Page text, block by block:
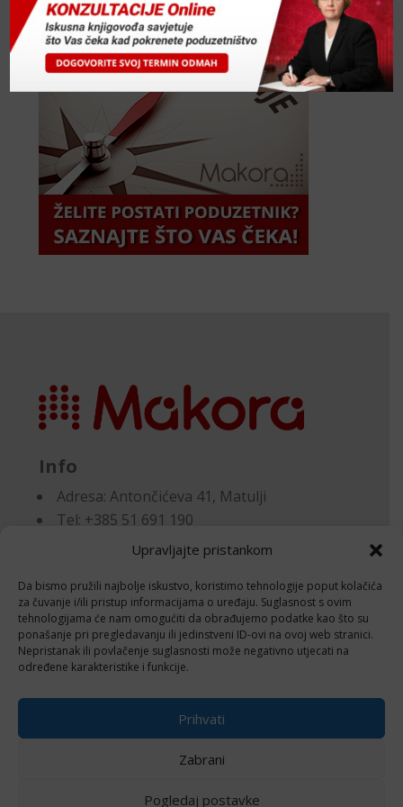
Upravljajte pristankom
Da bismo pružili najbolje iskustvo, koristimo tehnologije poput kolačića
za čuvanje i/ili pristup informacijama o uređaju. Suglasnost s ovim
tehnologijama će nam omogućiti da obrađujemo podatke kao što su
ponašanje pri pregledavanju ili jedinstveni ID-ovi na ovoj web stranici.
Nepristanak ili povlačenje suglasnosti može negativno utjecati na
određene karakteristike i funkcije.
Prihvati
Zabrani
Pogledaj postavke
Makora Radionice
Info
Adresa:Antončićeva 41, Matulji
Tel: +385 51 691 190
Email:knjigovodstvo@makora.hr
Dokumenti
Pravila privatnosti
Politika kolačića (EU)
© 2024 Izrada i održavanjeNegactive – IT